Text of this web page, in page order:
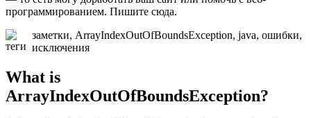
программированием. Пишите сюда.
заметки, ArrayIndexOutOfBoundsException, java, ошибки,
исключения
What is
ArrayIndexOutOfBoundsException?